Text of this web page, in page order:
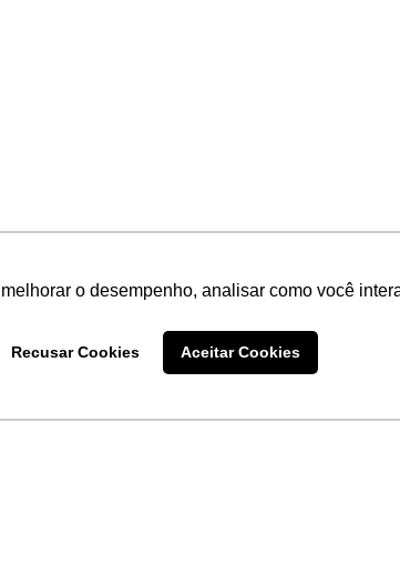
o desempenho, analisar como você
Recusar Cookies Aceitar Cookies